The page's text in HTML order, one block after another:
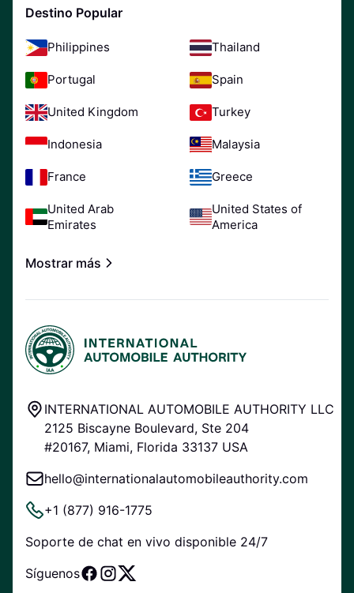
Destino Popular
Philippines Thailand
Portugal Spain
United Kingdom Turkey
Indonesia Malaysia
France Greece
United Arab
Emirates
United States of
America
Mostrar más
INTERNATIONAL AUTOMOBILE AUTHORITY LLC
2125 Biscayne Boulevard, Ste 204
#20167, Miami, Florida 33137 USA
hello@internationalautomobileauthority.com
+1 (877) 916-1775
Soporte de chat en vivo disponible 24/7
Síguenos